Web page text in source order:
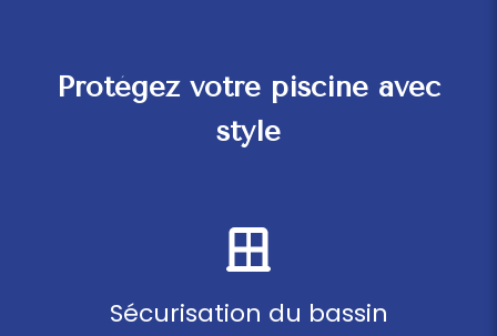
Protégez votre piscine avec
style
Sécurisation du bassin